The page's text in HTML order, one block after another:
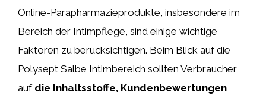
Online-Parapharmazieprodukte, insbesondere im
Bereich der Intimpflege, sind einige wichtige
Faktoren zu berücksichtigen. Beim Blick auf die
Polysept Salbe Intimbereich sollten Verbraucher
aufdie Inhaltsstoffe, Kundenbewertungen